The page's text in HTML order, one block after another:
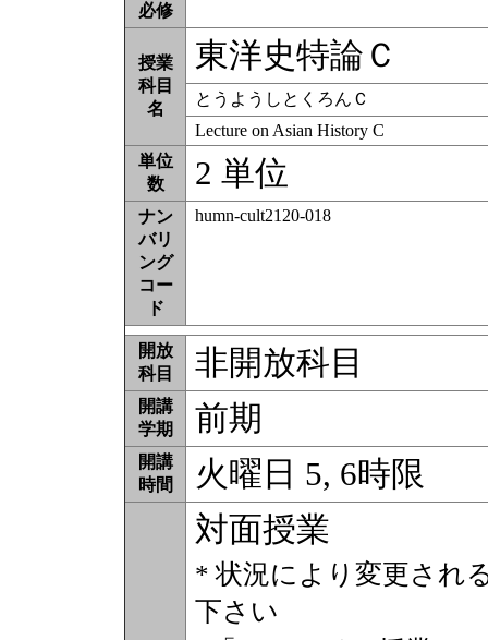
必修
授業
科目
名
東洋史特論Ｃ
とうようしとくろんＣ
Lecture on Asian History C
単位
数
2 単位
ナン
バリ
ング
コー
ド
humn-cult2120-018
開放
科目
非開放科目
開講
学期
前期
開講
時間
火曜日 5, 6時限
対面授業
* 状況により変更され
下さい